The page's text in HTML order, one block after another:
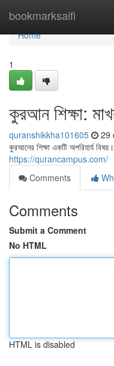
bookmarksaifi
Home
Home
1
কুরআন শিক্ষা:
quranshikkha101605 29
কুরআনের শিক্ষা একটি অপরিহার্য
https://qurancampus.com/
Comments
Comments
Submit a Comment
No HTML
HTML is disabled